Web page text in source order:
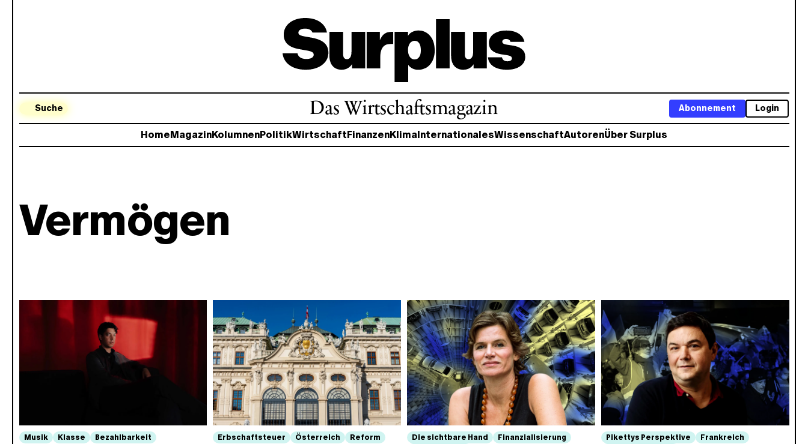
Suche Das Wirtschaftsmagazin Login
Abonnement
HomeMagazinKolumnenPolitikWirtschaftFinanzenKlimaInternationalesWissenschaftAutorenÜber Surplus
Vermögen
Musik Klasse Bezahlbarkeit Erbschaftsteuer Österreich Reform Die sichtbare Hand
Finanzialisierung
Pikettys Perspektive
Frankreich